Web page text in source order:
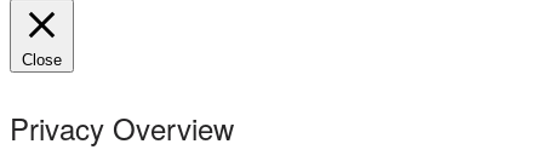
Close
Privacy Overview